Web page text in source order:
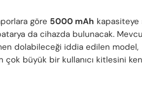
göre 5000 mAh kapasiteye
da cihazda bulunacak.
dolabileceği iddia edilen model,
büyük bir kullanıcı kitlesini